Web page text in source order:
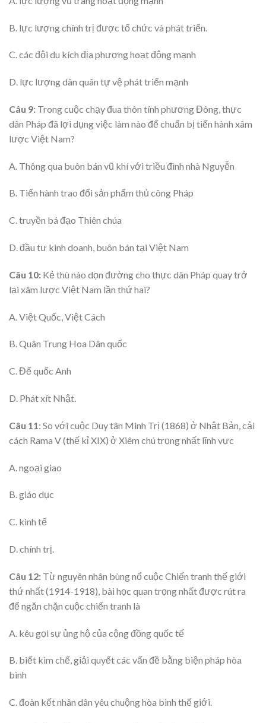
B. lực lượng chính trị được tổ chức và phát triển.
C. các đội du kích địa phương hoạt động mạnh
D. lực lượng dân quân tự vệ phát triển mạnh
Câu 9: Trong cuộc chạy đua thôn tính phương Đông, thực
dân Pháp đã lợi dụng việc làm nào để chuẩn bị tiến hành xâm
lược Việt Nam?
A. Thông qua buôn bán vũ khí với triều đình nhà Nguyễn
B. Tiến hành trao đổi sản phẩm thủ công Pháp
C. truyền bá đạo Thiên chúa
D. đầu tư kinh doanh, buôn bán tại Việt Nam
Câu 10: Kẻ thù nào dọn đường cho thực dân Pháp quay trở
lại xâm lược Việt Nam lần thứ hai?
A. Việt Quốc, Việt Cách
B. Quân Trung Hoa Dân quốc
C. Đế quốc Anh
D. Phát xít Nhật.
Câu 11: So với cuộc Duy tân Minh Trị (1868) ở Nhật Bản, cải
cách Rama V (thế kỉ XIX) ở Xiêm chú trọng nhất lĩnh vực
A. ngoại giao
B. giáo dục
C. kinh tế
D. chính trị.
Câu 12: Từ nguyên nhân bùng nổ cuộc Chiến tranh thế giới
thứ nhất (1914-1918), bài học quan trọng nhất được rút ra
để ngăn chặn cuộc chiến tranh là
A. kêu gọi sự ủng hộ của cộng đồng quốc tế
B. biết kìm chế, giải quyết các vấn đề bằng biện pháp hòa
bình
C. đoàn kết nhân dân yêu chuộng hòa bình thế giới.